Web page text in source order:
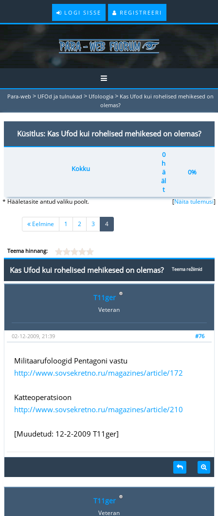
LOGI SISSE REGISTREERI
Para-web > UFOd ja tulnukad > Ufoloogia > Kas Ufod kui rohelised mehikesed on
olemas?
Küsitlus: Kas Ufod kui rohelised mehikesed on olemas?
Kokku
0
h
ä
äl
t
0%
* Hääletasite antud valiku poolt. [Näita tulemusi]
Eelmine 1 2 3 4(current)
Teema hinnang:
Teema režiimid
Kas Ufod kui rohelised mehikesed on olemas?
T11ger
Veteran
#76
02-12-2009, 21:39
Militaarufoloogid Pentagoni vastu
http://www.sovsekretno.ru/magazines/article/172
Katteoperatsioon
http://www.sovsekretno.ru/magazines/article/210
[Muudetud: 12-2-2009 T11ger]
T11ger
Veteran